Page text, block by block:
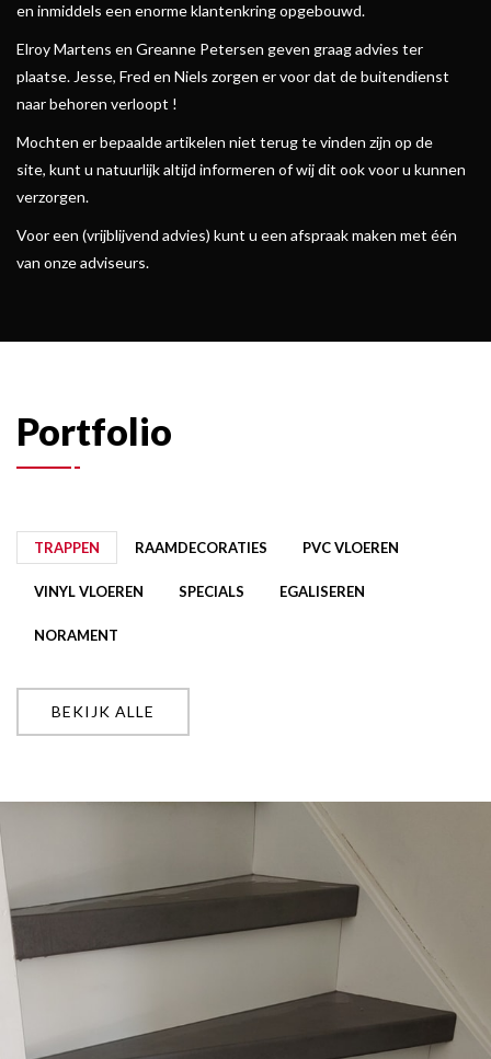
en inmiddels een enorme klantenkring opgebouwd.
Elroy Martens en Greanne Petersen geven graag advies ter
plaatse. Jesse, Fred en Niels zorgen er voor dat de buitendienst
naar behoren verloopt !
Mochten er bepaalde artikelen niet terug te vinden zijn op de
site, kunt u natuurlijk altijd informeren of wij dit ook voor u kunnen
verzorgen.
Voor een (vrijblijvend advies) kunt u een afspraak maken met één
van onze adviseurs.
Portfolio
TRAPPEN RAAMDECORATIES PVC VLOEREN
VINYL VLOEREN SPECIALS EGALISEREN
NORAMENT
BEKIJK ALLE